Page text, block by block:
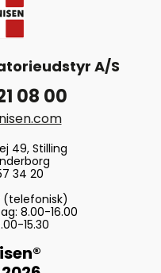
A/S
08 00
49, Stilling
34 20
(telefonisk)
8.00-16.00
15.30